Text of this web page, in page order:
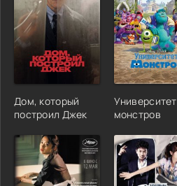
Дом, который
построил Джек
Университет
монстров